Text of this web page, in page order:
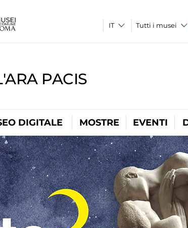
Tutti i musei
PACIS
DIGITALE MOSTRE EVENTI